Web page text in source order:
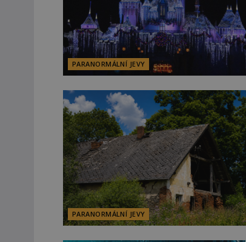
PARANORMÁLNÍ JEVY
PARANORMÁLNÍ JEVY